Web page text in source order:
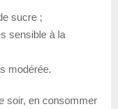
sucre ;
sensible à la
modérée.
soir, en consommer